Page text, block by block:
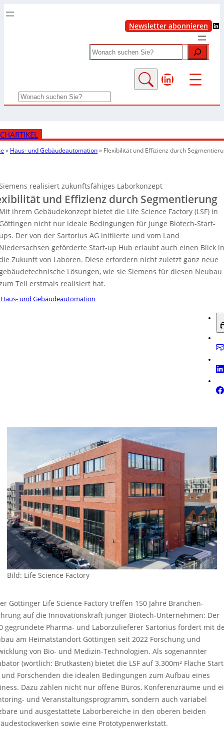
Newsletter abonnieren LinkedIn
Search
LinkedIn
Search
» Haus- und Gebäudeautomation» Flexibilität und Effizienz durch
realisiert zukunftsfähiges Laborkonzept
und Effizienz durch Segmentierung
ihrem Gebäudekonzept bietet die Life Science Factory (LSF) in
nicht nur ideale Bedingungen für junge Biotech-Start-
Der von der Sartorius AG initiierte und vom Land
geförderte Start-up Hub erlaubt auch einen Blick in
Zukunft von Laboren. Diese erfordern nicht zuletzt ganz neue
Lösungen, wie sie Siemens für diesen Neubau
Teil erstmals realisiert hat.
Haus- und Gebäudeautomation
Bild: Life Science Factory
Göttinger Life Science Factory treffen 150 Jahre Branchen-
auf die Innovationskraft junger Biotech-Unternehmen: Der
gegründete Pharma- und Laborzulieferer Sartorius fördert mit
am Heimatstandort Göttingen seit 2022 Forschung und
von Bio- und Medizin-Technologien. Als sogenannter
(wörtlich: Brutkasten) bietet die LSF auf 3.300m² Fläche
Forschenden die idealen Bedingungen zum Aufbau eines
Dazu zählen nicht nur offene Büros, Konferenzräume und
und Veranstaltungsprogramm, sondern auch variabel
und ausgestattete Laborbereiche in den oberen beiden
sowie eine Prototypenwerkstatt.